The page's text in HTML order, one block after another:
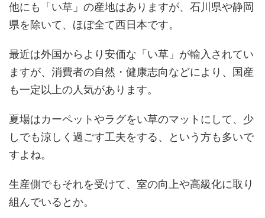
他にも「い草」の産地はありますが、石川県や静岡
県を除いて、ほぼ全て西日本です。
最近は外国からより安価な「い草」が輸入されてい
ますが、消費者の自然・健康志向などにより、国産
も一定以上の人気があります。
夏場はカーペットやラグをい草のマットにして、少
しでも涼しく過ごす工夫をする、という方も多いで
すよね。
生産側でもそれを受けて、室の向上や高級化に取り
組んでいるとか。